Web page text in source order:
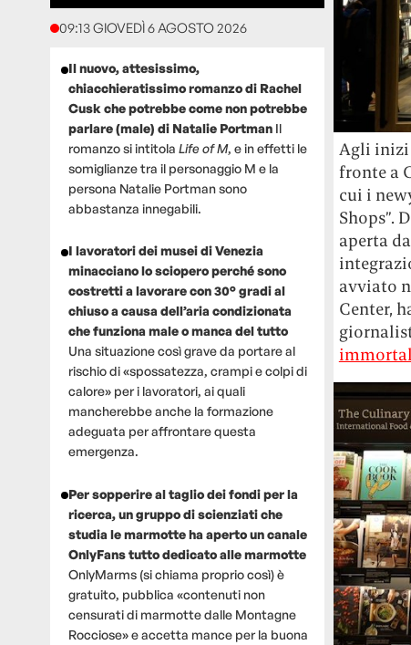
09:13 GIOVEDÌ 6 AGOSTO 2026
Il nuovo, attesissimo,
chiacchieratissimo romanzo di Rachel
Cusk che potrebbe come non potrebbe
parlare (male) di Natalie Portman Il
romanzo si intitola Life of M, e in effetti le
somiglianze tra il personaggio M e la
persona Natalie Portman sono
abbastanza innegabili.
I lavoratori dei musei di Venezia
minacciano lo sciopero perché sono
costretti a lavorare con 30° gradi al
chiuso a causa dell’aria condizionata
che funziona male o manca del tutto
Una situazione così grave da portare al
rischio di «spossatezza, crampi e colpi di
calore» per i lavoratori, ai quali
mancherebbe anche la formazione
adeguata per affrontare questa
emergenza.
Per sopperire al taglio dei fondi per la
ricerca, un gruppo di scienziati che
studia le marmotte ha aperto un canale
OnlyFans tutto dedicato alle marmotte
OnlyMarms (si chiama proprio così) è
gratuito, pubblica «contenuti non
censurati di marmotte dalle Montagne
Rocciose» e accetta mance per la buona
Agli inizi
fronte a
cui i
Shops”.
aperta
avviato
Center,